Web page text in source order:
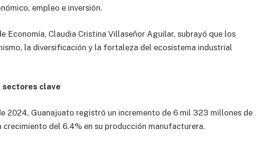
empleo e inversión.
Economía, Claudia Cristina Villaseñor Aguilar, subrayó que los
la diversificación y la fortaleza del ecosistema industrial
sectores clave
2024, Guanajuato registró un incremento de 6 mil 323 millones de
crecimiento del 6.4% en su producción manufacturera.